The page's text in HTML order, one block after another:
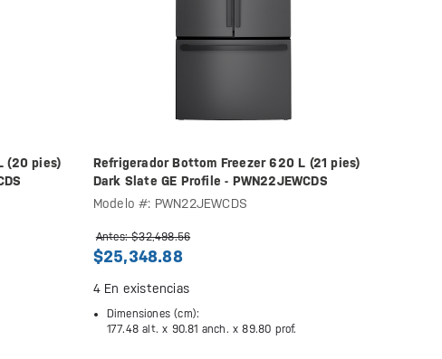
(20 pies)
Refrigerador Bottom Freezer 620 L (21 pies)
Dark Slate GE Profile - PWN22JEWCDS
Modelo #: PWN22JEWCDS
Antes: $32,498.56
$25,348.88
4 En existencias
Dimensiones (cm):
177.48 alt. x 90.81 anch. x89.80 prof.